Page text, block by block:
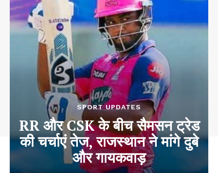
SPORT UPDATES
RR और CSK के बीच सैमसन ट्रेड
की चर्चाएं तेज, राजस्थान ने मांगे दुबे
और गायकवाड़